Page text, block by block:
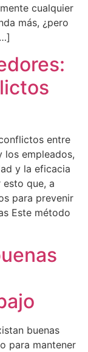
cualquier
más, ¿pero
entre
los empleados,
y la eficacia
que, a
para prevenir
Este método
buenas
para mantener